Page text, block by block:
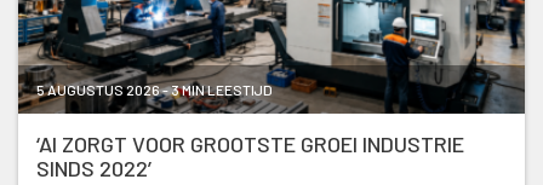
5 AUGUSTUS 2026 - 3 MIN LEESTIJD
‘AI ZORGT VOOR GROOTSTE GROEI INDUSTRIE
SINDS 2022’